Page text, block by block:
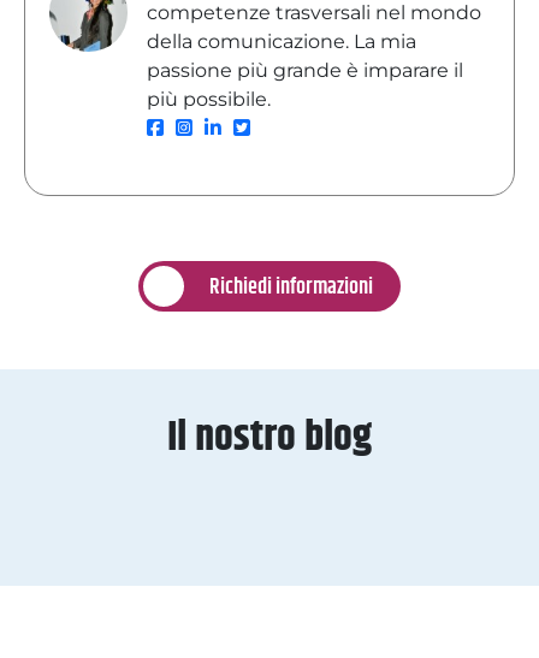
competenze trasversali nel mondo
della comunicazione. La mia
passione più grande è imparare il
più possibile.
Richiedi informazioni
Il nostro blog